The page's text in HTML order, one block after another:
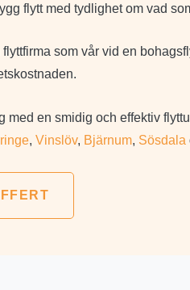
flytt med tydlighet om vad
som vår vid en
med en smidig och effektiv
, Vinslöv, Bjärnum, Sösdala